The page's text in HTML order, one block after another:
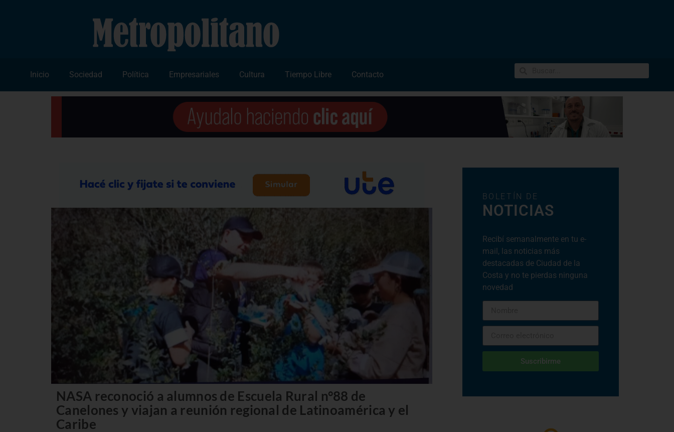
Inicio Sociedad Política Empresariales Cultura Tiempo Libre Contacto
NASA reconoció a alumnos de Escuela Rural n°88 de
Canelones y viajan a reunión regional de Latinoamérica y el
Caribe
BOLETÍN DE
NOTICIAS
Recibí semanalmente en tu e-
mail, las noticias más
destacadas de Ciudad de la
Costa y no te pierdas ninguna
novedad
Suscribirme